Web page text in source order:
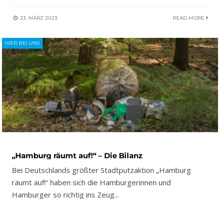
23. MÄRZ 2023 READ MORE
HIER BEI UNS
„Hamburg räumt auf!“ – Die Bilanz
Bei Deutschlands größter Stadtputzaktion „Hamburg
räumt auf!“ haben sich die Hamburgerinnen und
Hamburger so richtig ins Zeug...